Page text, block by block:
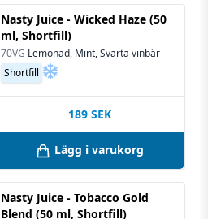
Nasty Juice - Wicked Haze (50
ml, Shortfill)
70VG Lemonad, Mint, Svarta vinbär
Shortfill
189 SEK
Lägg i varukorg
Nasty Juice - Tobacco Gold
Blend (50 ml, Shortfill)